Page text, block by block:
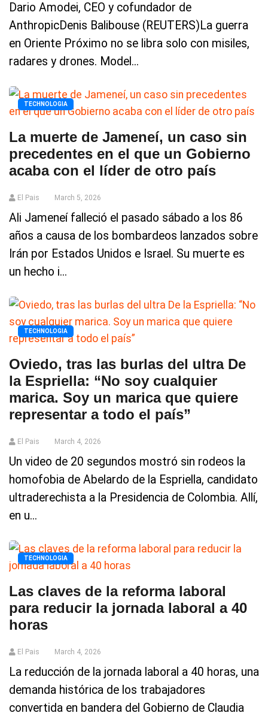
Dario Amodei, CEO y cofundador de
AnthropicDenis Balibouse (REUTERS)La guerra
en Oriente Próximo no se libra solo con misiles,
radares y drones. Model...
TECHNOLOGIA
La muerte de Jameneí, un caso sin
precedentes en el que un Gobierno
acaba con el líder de otro país
El Pais March 5, 2026
Ali Jameneí falleció el pasado sábado a los 86
años a causa de los bombardeos lanzados sobre
Irán por Estados Unidos e Israel. Su muerte es
un hecho i...
TECHNOLOGIA
Oviedo, tras las burlas del ultra De
la Espriella: “No soy cualquier
marica. Soy un marica que quiere
representar a todo el país”
El Pais March 4, 2026
Un video de 20 segundos mostró sin rodeos la
homofobia de Abelardo de la Espriella, candidato
ultraderechista a la Presidencia de Colombia. Allí,
en u...
TECHNOLOGIA
Las claves de la reforma laboral
para reducir la jornada laboral a 40
horas
El Pais March 4, 2026
La reducción de la jornada laboral a 40 horas, una
demanda histórica de los trabajadores
convertida en bandera del Gobierno de Claudia